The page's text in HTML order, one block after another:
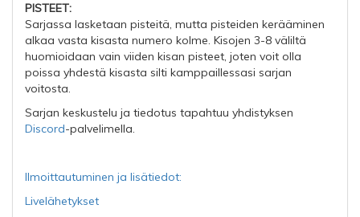
PISTEET:
Sarjassa lasketaan pisteitä, mutta pisteiden kerääminen
alkaa vasta kisasta numero kolme. Kisojen 3-8 väliltä
huomioidaan vain viiden kisan pisteet, joten voit olla
poissa yhdestä kisasta silti kamppaillessasi sarjan
voitosta.
Sarjan keskustelu ja tiedotus tapahtuu yhdistyksen
Discord-palvelimella.
Ilmoittautuminen ja lisätiedot:
Livelähetykset